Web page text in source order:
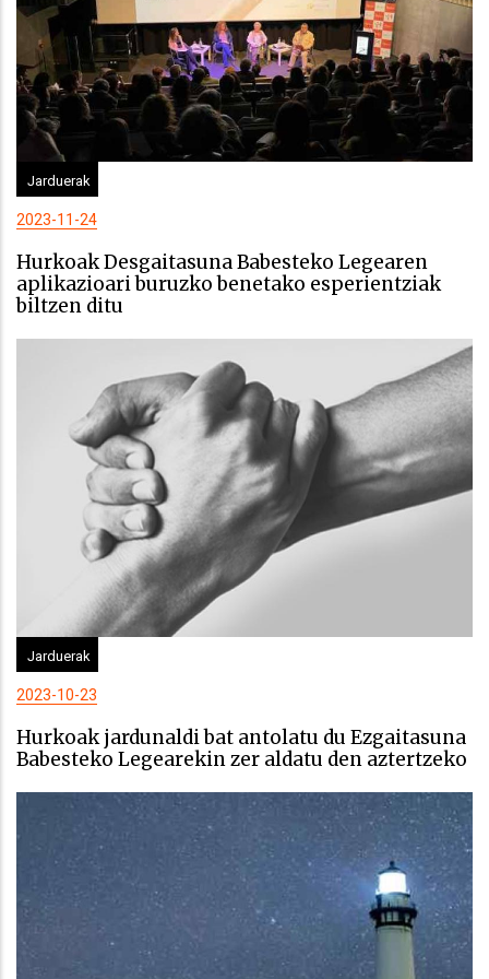
Jarduerak
2023-11-24
Hurkoak Desgaitasuna Babesteko Legearen
aplikazioari buruzko benetako esperientziak
biltzen ditu
Jarduerak
2023-10-23
Hurkoak jardunaldi bat antolatu du Ezgaitasuna
Babesteko Legearekin zer aldatu den aztertzeko